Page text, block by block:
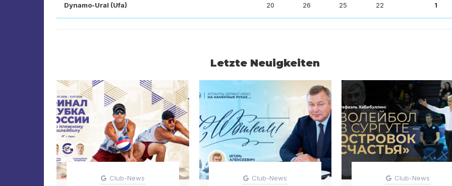
Dynamo-Ural (Ufa) 20 26 25 22 1
Letzte Neuigkeiten
Club-News Club-News Club-News